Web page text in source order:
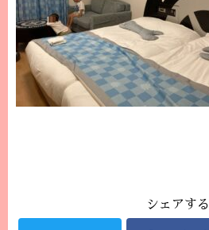
シェアする